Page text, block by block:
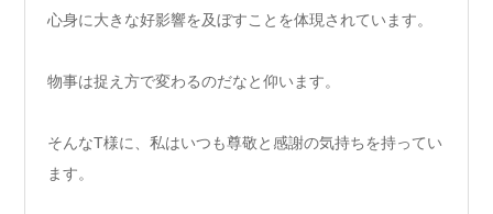
心身に大きな好影響を及ぼすことを体現されています。
物事は捉え方で変わるのだなと仰います。
そんなT様に、私はいつも尊敬と感謝の気持ちを持ってい
ます。